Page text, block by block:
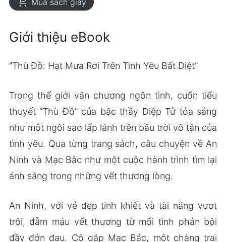
Giới thiệu eBook
“Thù Đồ: Hạt Mưa Rơi Trên Tình Yêu Bất Diệt”
Trong thế giới văn chương ngôn tình, cuốn tiểu
thuyết “Thù Đồ” của bậc thầy Diệp Tử tỏa sáng
như một ngôi sao lấp lánh trên bầu trời vô tận của
tình yêu. Qua từng trang sách, câu chuyện về An
Ninh và Mạc Bắc như một cuộc hành trình tìm lại
ánh sáng trong những vết thương lòng.
An Ninh, với vẻ đẹp tinh khiết và tài năng vượt
trội, đẫm máu vết thương từ mối tình phản bội
đầy đớn đau. Cô gặp Mạc Bắc, một chàng trai